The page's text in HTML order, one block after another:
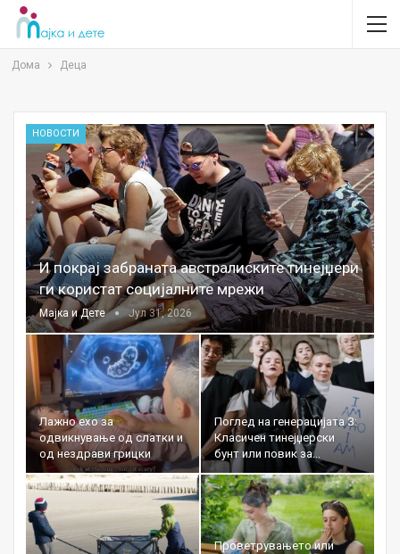
Дома Деца
НОВОСТИ
И покрај забраната австралиските тинејџери
ги користат социјалните мрежи
Мајка и Дете Јул 31, 2026
Лажно ехо за
одвикнување од слатки и
од нездрави грицки
Поглед на генерацијата З:
Класичен тинејџерски
бунт или повик за…
Проветрувањето или